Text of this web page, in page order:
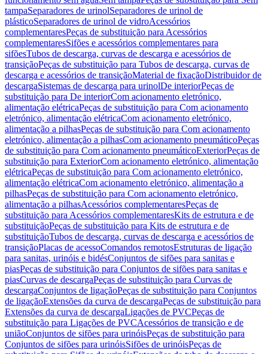
tampaSeparadores de urinolSeparadores de urinol de
plásticoSeparadores de urinol de vidroAcessórios
complementaresPeças de substituição para Acessórios
complementaresSifões e acessórios complementares para
sifõesTubos de descarga, curvas de descarga e acessórios de
transiçãoPeças de substituição para Tubos de descarga, curvas de
descarga e acessórios de transiçãoMaterial de fixaçãoDistribuidor de
descargaSistemas de descarga para urinolDe interiorPeças de
substituição para De interiorCom acionamento eletrónico,
alimentação elétricaPeças de substituição para Com acionamento
eletrónico, alimentação elétricaCom acionamento eletrónico,
alimentação a pilhasPeças de substituição para Com acionamento
eletrónico, alimentação a pilhasCom acionamento pneumáticoPeças
de substituição para Com acionamento pneumáticoExteriorPeças de
substituição para ExteriorCom acionamento eletrónico, alimentação
elétricaPeças de substituição para Com acionamento eletrónico,
alimentação elétricaCom acionamento eletrónico, alimentação a
pilhasPeças de substituição para Com acionamento eletrónico,
alimentação a pilhasAcessórios complementaresPeças de
substituição para Acessórios complementaresKits de estrutura e de
substituiçãoPeças de substituição para Kits de estrutura e de
substituiçãoTubos de descarga, curvas de descarga e acessórios de
transiçãoPlacas de acessoComandos remotosEstruturas de ligação
para sanitas, urinóis e bidésConjuntos de sifões para sanitas e
piasPeças de substituição para Conjuntos de sifões para sanitas e
piasCurvas de descargaPeças de substituição para Curvas de
descargaConjuntos de ligaçãoPeças de substituição para Conjuntos
de ligaçãoExtensões da curva de descargaPeças de substituição para
Extensões da curva de descargaLigações de PVCPeças de
substituição para Ligações de PVCAcessórios de transição e de
uniãoConjuntos de sifões para urinóisPeças de substituição para
Conjuntos de sifões para urinóisSifões de urinóisPeças de